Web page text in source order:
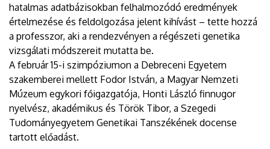
hatalmas adatbázisokban felhalmozódó eredmények
értelmezése és feldolgozása jelent kihívást – tette hozzá
a professzor, aki a rendezvényen a régészeti genetika
vizsgálati módszereit mutatta be.
A február 15-i szimpóziumon a Debreceni Egyetem
szakemberei mellett Fodor István, a Magyar Nemzeti
Múzeum egykori főigazgatója, Honti László finnugor
nyelvész, akadémikus és Török Tibor, a Szegedi
Tudományegyetem Genetikai Tanszékének docense
tartott előadást.